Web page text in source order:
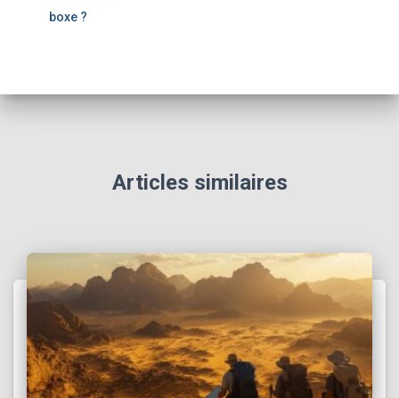
boxe ?
Articles similaires